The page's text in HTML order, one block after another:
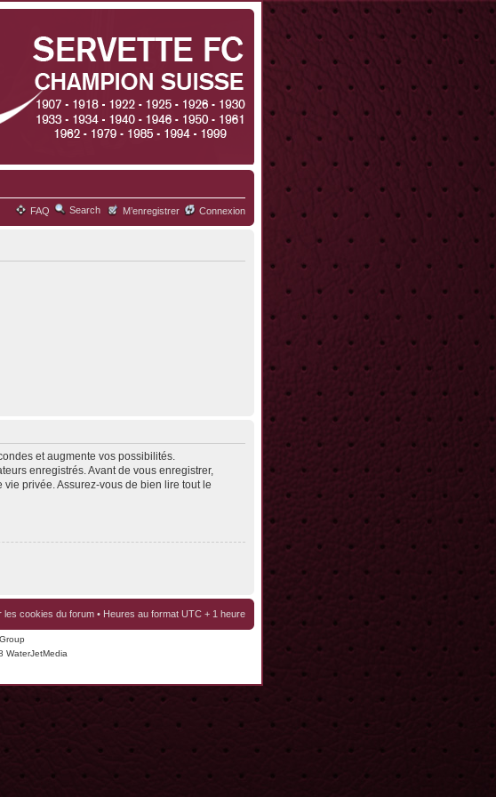
FAQ Search M’enregistrer Connexion
et augmente vos possibilités.
enregistrés. Avant de vous enregistrer,
privée. Assurez-vous de bien lire tout le
les cookies du forum • Heures au format UTC + 1 heure
WaterJetMedia